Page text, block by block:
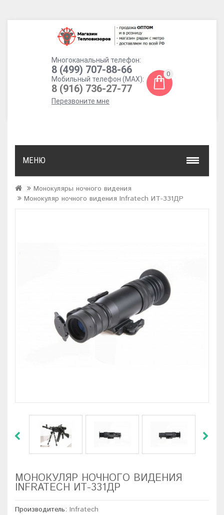
Многоканальный телефон:
8 (499) 707-88-66
Мобильный телефон (MAX):
8 (916) 736-27-77
Перезвоните мне
0
МЕНЮ
Монокуляры ночного видения
Монокуляр ночного видения Infratech ИТ-331ДР
МОНОКУЛЯР НОЧНОГО ВИДЕНИЯ
INFRATECH ИТ-331ДР
Производитель: Infratech